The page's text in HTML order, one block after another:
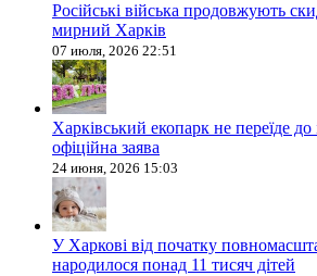
Російські війська продовжують
мирний Харків
07 июля, 2026 22:51
Харківський екопарк не переїде
офіційна заява
24 июня, 2026 15:03
У Харкові від початку
народилося понад 11 тисяч дітей